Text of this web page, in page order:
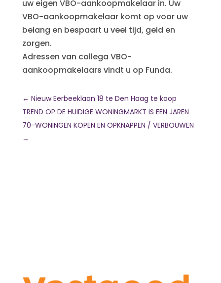
uw eigen VBO-aankoopmakelaar in. Uw
VBO-aankoopmakelaar komt op voor uw
belang en bespaart u veel tijd, geld en
zorgen.
Adressen van collega VBO-
aankoopmakelaars vindt u op Funda.
← Nieuw Eerbeeklaan 18 te Den Haag te koop
TREND OP DE HUIDIGE WONINGMARKT IS EEN JAREN
70-WONINGEN KOPEN EN OPKNAPPEN / VERBOUWEN
→